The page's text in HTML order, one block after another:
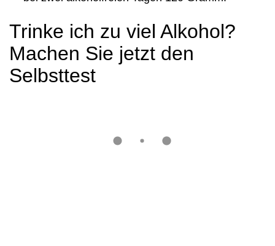
Trinke ich zu viel Alkohol?
Machen Sie jetzt den
Selbsttest